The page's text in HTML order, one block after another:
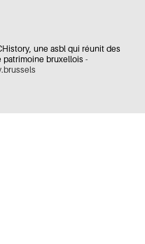
une asbl qui réunit des
patrimoine bruxellois -